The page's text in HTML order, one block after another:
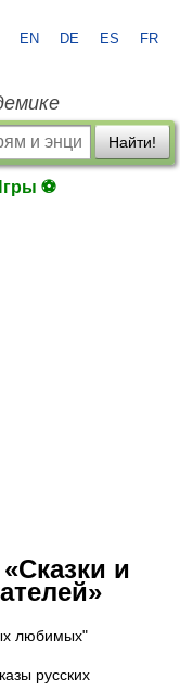
EN DE ES FR
Найти!
⚽
и
любимых"
русских